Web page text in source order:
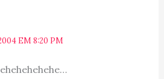
EM 8:20 PM